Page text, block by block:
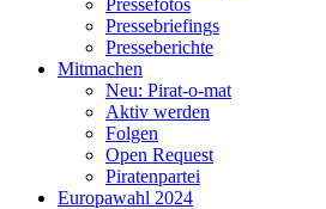
Pressefotos
Pressebriefings
Presseberichte
Mitmachen
Neu: Pirat-o-mat
Aktiv werden
Folgen
Open Request
Piratenpartei
Europawahl 2024